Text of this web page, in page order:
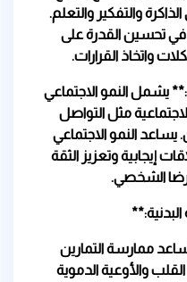
والتفكير والتعلم.
تحسين القدرة على
واتخاذ القرارات.
يشمل النمو الاجتماعي
مثل التواصل
يساعد النمو الاجتماعي
إيجابية وتعزيز الثقة
الشخصي.
ممارسة التمارين
والأوعية الدموية